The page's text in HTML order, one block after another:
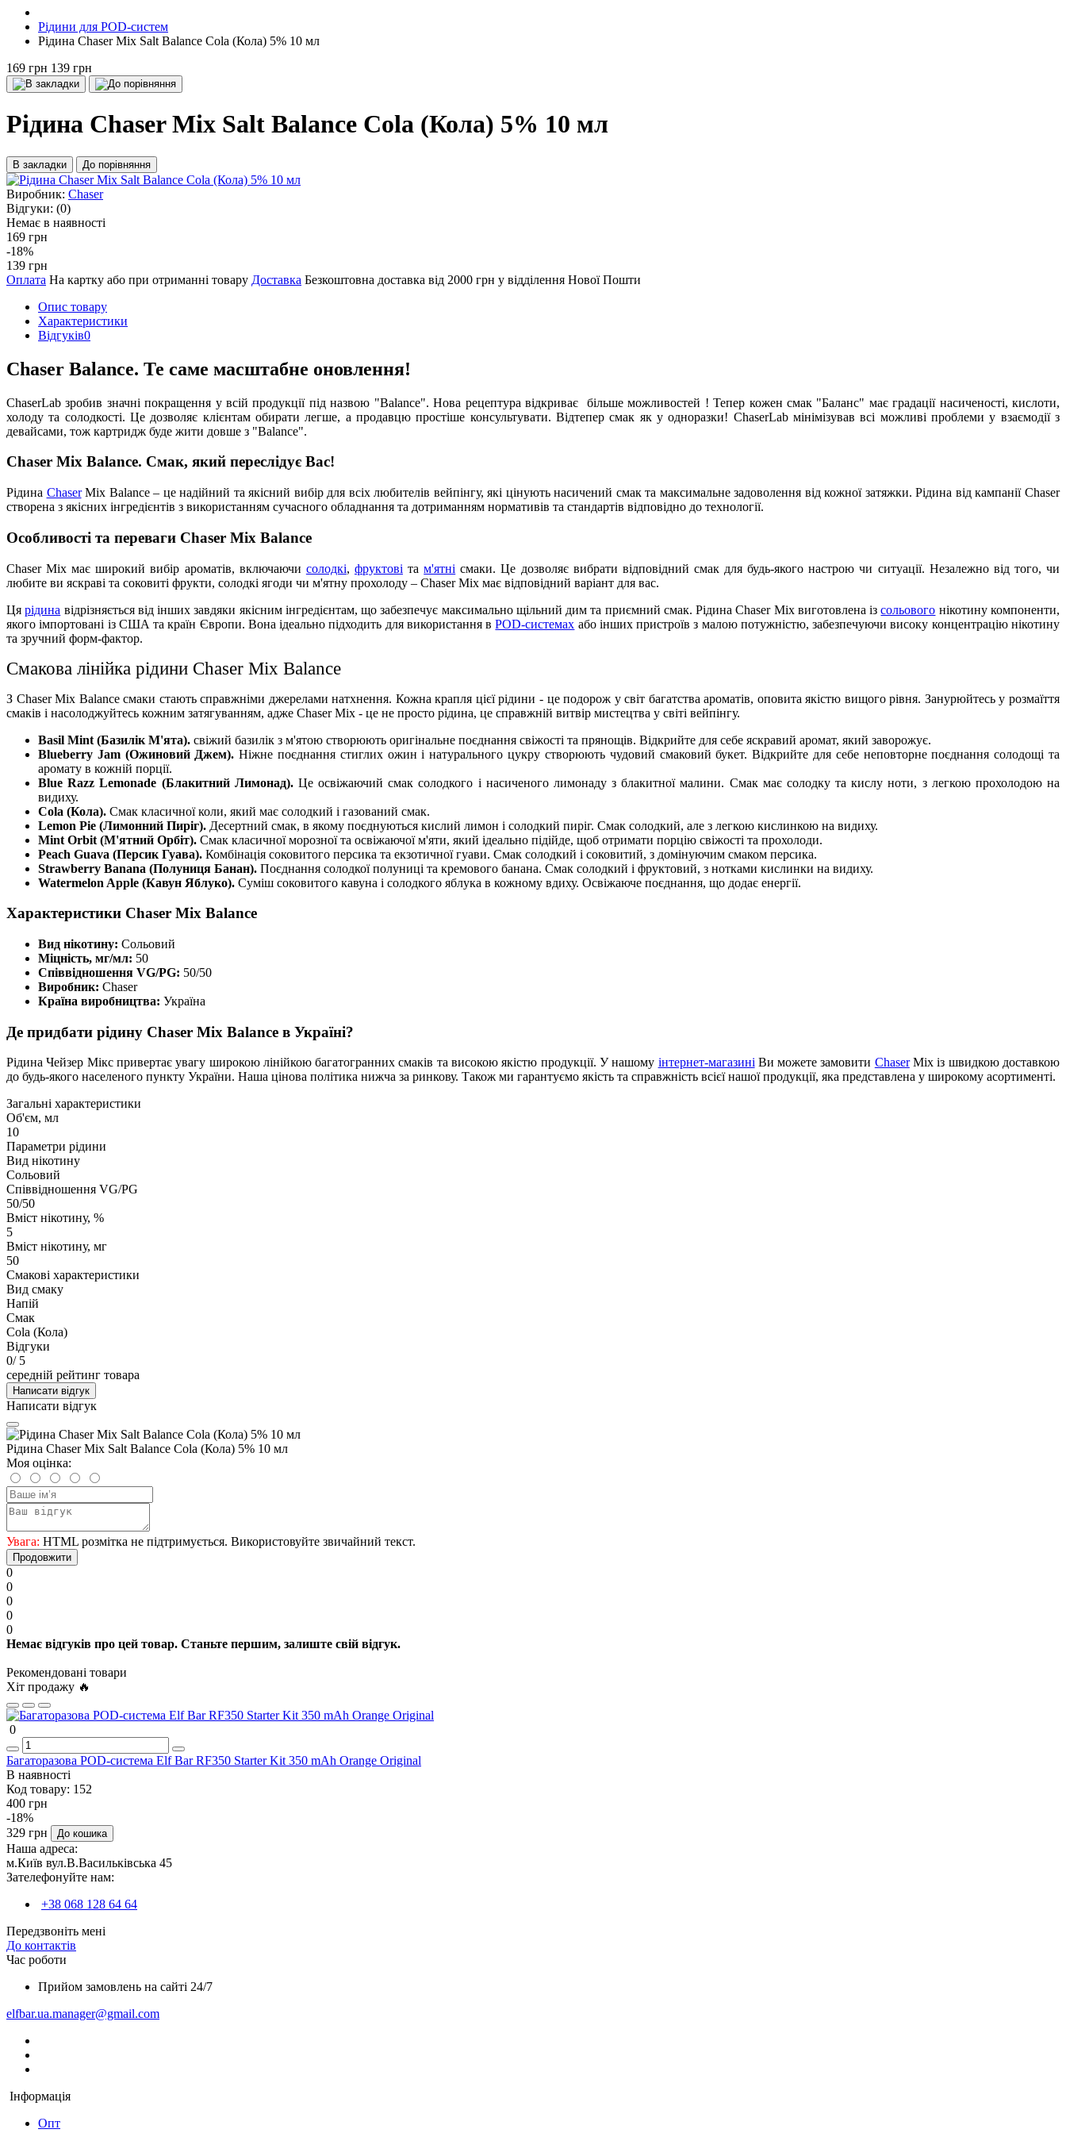
Рідини для POD-систем
Рідина Chaser Mix Salt Balance Cola (Кола) 5% 10 мл
169 грн 139 грн
Рідина Chaser Mix Salt Balance Cola (Кола) 5% 10 мл
В закладки До порівняння
Виробник: Chaser
Відгуки: (0)
Немає в наявності
169 грн
-18%
139 грн
Оплата На картку або при отриманні товару Доставка Безкоштовна доставка від 2000 грн у відділення Нової Пошти
Опис товару
Характеристики
Відгуків0
Chaser Balance. Те саме масштабне оновлення!
ChaserLab зробив значні покращення у всій продукції під назвою "Balance". Нова рецептура відкриває більше можливостей ! Тепер кожен смак "Баланс" має градації насиченості, кислоти,
холоду та солодкості. Це дозволяє клієнтам обирати легше, а продавцю простіше консультувати. Відтепер смак як у одноразки! ChaserLab мінімізував всі можливі проблеми у взаємодії з
девайсами, тож картридж буде жити довше з "Balance".
Chaser Mix Balance. Смак, який переслідує Вас!
Рідина ChaserMix Balance – це надійний та якісний вибір для всіх любителів вейпінгу, які цінують насичений смак та максимальне задоволення від кожної затяжки. Рідина від кампанії Chaser
створена з якісних інгредієнтів з використанням сучасного обладнання та дотриманням нормативів та стандартів відповідно до технології.
Особливості та переваги Chaser Mix Balance
Chaser Mix має широкий вибір ароматів, включаючи солодкі, фруктові там'ятні смаки. Це дозволяє вибрати відповідний смак для будь-якого настрою чи ситуації. Незалежно від того, чи
любите ви яскраві та соковиті фрукти, солодкі ягоди чи м'ятну прохолоду – Chaser Mix має відповідний варіант для вас.
Цярідина відрізняється від інших завдяки якісним інгредієнтам, що забезпечує максимально щільний дим та приємний смак. Рідина Chaser Mix виготовлена ізсольового нікотину компоненти,
якого імпортовані із США та країн Європи. Вона ідеально підходить для використання вPOD-системах або інших пристроїв з малою потужністю, забезпечуючи високу концентрацію нікотину
та зручний форм-фактор.
Смакова лінійка рідини Chaser Mix Balance
З Chaser Mix Balance смаки стають справжніми джерелами натхнення. Кожна крапля цієї рідини - це подорож у світ багатства ароматів, оповита якістю вищого рівня. Занурюйтесь у розмаїття
смаків і насолоджуйтесь кожним затягуванням, адже Chaser Mix - це не просто рідина, це справжній витвір мистецтва у світі вейпінгу.
Basil Mint (Базилік М'ята). свіжий базилік з м'ятою створюють оригінальне поєднання свіжості та прянощів. Відкрийте для себе яскравий аромат, який заворожує.
Blueberry Jam (Ожиновий Джем).Ніжне поєднання стиглих ожин і натурального цукру створюють чудовий смаковий букет. Відкрийте для себе неповторне поєднання солодощі та
аромату в кожній порції.
Blue Razz Lemonade (Блакитний Лимонад). Це освіжаючий смак солодкого і насиченого лимонаду з блакитної малини. Смак має солодку та кислу ноти, з легкою прохолодою на
видиху.
Cola (Кола). Смак класичної коли, який має солодкий і газований смак.
Lemon Pie (Лимонний Пиріг). Десертний смак, в якому поєднуються кислий лимон і солодкий пиріг. Смак солодкий, але з легкою кислинкою на видиху.
Mint Orbit (М'ятний Орбіт). Смак класичної морозної та освіжаючої м'яти, який ідеально підійде, щоб отримати порцію свіжості та прохолоди.
Peach Guava (Персик Гуава). Комбінація соковитого персика та екзотичної гуави. Смак солодкий і соковитий, з домінуючим смаком персика.
Strawberry Banana (Полуниця Банан). Поєднання солодкої полуниці та кремового банана. Смак солодкий і фруктовий, з нотками кислинки на видиху.
Watermelon Apple (Кавун Яблуко). Суміш соковитого кавуна і солодкого яблука в кожному вдиху. Освіжаюче поєднання, що додає енергії.
Характеристики Chaser Mix Balance
Вид нікотину: Сольовий
Міцність, мг/мл: 50
Співвідношення VG/PG: 50/50
Виробник: Chaser
Країна виробництва: Україна
Де придбати рідину Chaser Mix Balance в Україні?
Рідина Чейзер Мікс привертає увагу широкою лінійкою багатогранних смаків та високою якістю продукції. У нашому інтернет-магазиніВи можете замовити ChaserMix із швидкою доставкою
до будь-якого населеного пункту України. Наша цінова політика нижча за ринкову. Також ми гарантуємо якість та справжність всієї нашої продукції, яка представлена у широкому асортименті.
Загальні характеристики
Об'єм, мл
10
Параметри рідини
Вид нікотину
Сольовий
Співвідношення VG/PG
50/50
Вміст нікотину, %
5
Вміст нікотину, мг
50
Смакові характеристики
Вид смаку
Напій
Смак
Cola (Кола)
Відгуки
0/ 5
середній рейтинг товара
Написати відгук
Написати відгук
Рідина Chaser Mix Salt Balance Cola (Кола) 5% 10 мл
Моя оцінка:
Увага: HTML розмітка не підтримується. Використовуйте звичайний текст.
Продовжити
0
0
0
0
0
Немає відгуків про цей товар. Станьте першим, залиште свій відгук.
Рекомендовані товари
Хіт продажу 🔥
0
Багаторазова POD-система Elf Bar RF350 Starter Kit 350 mAh Orange Original
В наявності
Код товару: 152
400 грн
-18%
329 грн
До кошика
Наша адреса:
м.Київ вул.В.Васильківська 45
Зателефонуйте нам:
+38 068 128 64 64
Передзвоніть мені
До контактів
Час роботи
Прийом замовлень на сайті 24/7
elfbar.ua.manager@gmail.com
Інформація
Опт